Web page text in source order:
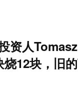
资人
12块，旧